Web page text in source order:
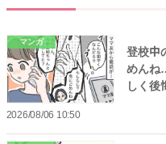
マンガ
登校中
めんね
しく後
2026/08/06 10:50